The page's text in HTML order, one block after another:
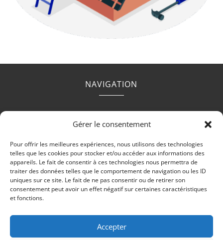
Gérer le consentement
Pour offrir les meilleures expériences, nous utilisons des technologies
telles que les cookies pour stocker et/ou accéder aux informations des
appareils. Le fait de consentir à ces technologies nous permettra de
traiter des données telles que le comportement de navigation ou les ID
uniques sur ce site. Le fait de ne pas consentir ou de retirer son
consentement peut avoir un effet négatif sur certaines caractéristiques
et fonctions.
Accepter
NAVIGATION
Accueil Contact Mentions légales
Secteurs
Plan du site
RÉALISATION